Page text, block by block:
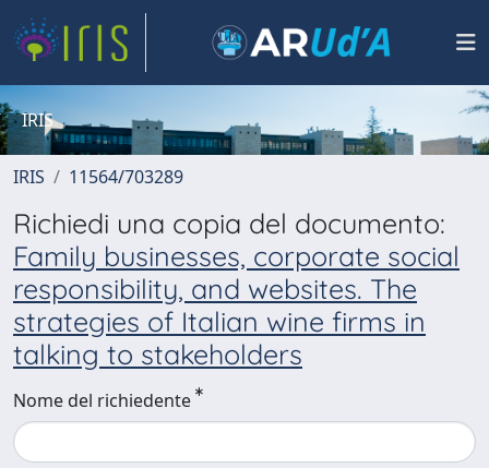
IRIS
IRIS 11564/703289
Richiedi una copia del documento:
Family businesses, corporate social
responsibility, and websites. The
strategies of Italian wine firms in
talking to stakeholders
Nome del richiedente